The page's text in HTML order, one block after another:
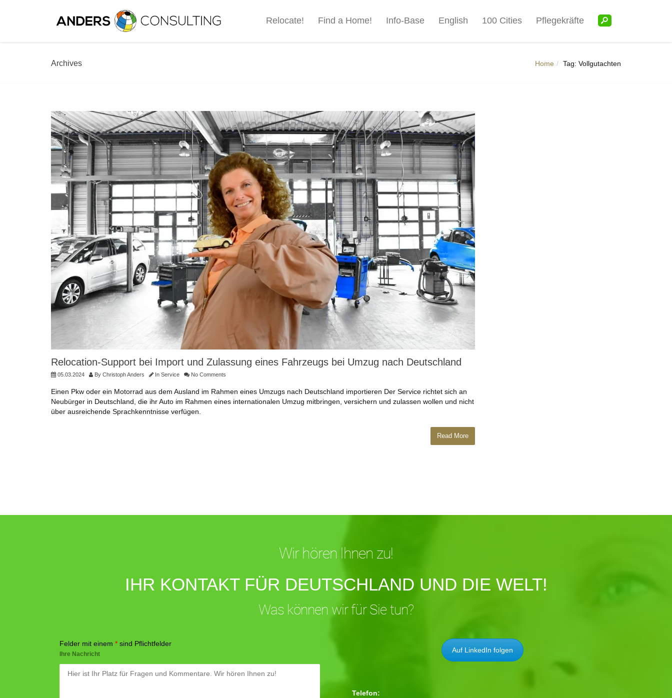
Relocate! Find a Home! Info-Base English 100 Cities Pflegekräfte
Archives Home Tag: Vollgutachten
Relocation-Support bei Import und Zulassung eines Fahrzeugs bei Umzug nach Deutschland
05.03.2024 By Christoph Anders In Service No Comments
Einen Pkw oder ein Motorrad aus dem Ausland im Rahmen eines Umzugs nach Deutschland importieren Der Service richtet sich an
Neubürger in Deutschland, die ihr Auto im Rahmen eines internationalen Umzug mitbringen, versichern und zulassen wollen und nicht
über ausreichende Sprachkenntnisse verfügen.
Read More
Wir hören Ihnen zu!
IHR KONTAKT FÜR DEUTSCHLAND UND DIE WELT!
Was können wir für Sie tun?
Felder mit einem * sind Pflichtfelder
Ihre Nachricht Auf LinkedIn folgen
Telefon: